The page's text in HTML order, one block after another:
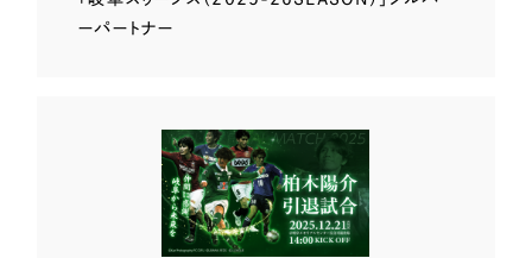
ーパートナー